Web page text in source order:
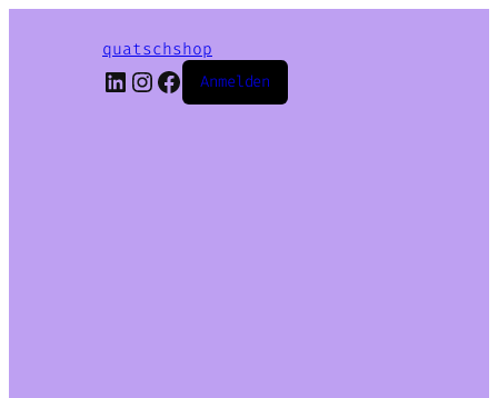
quatschshop
LinkedIn
Instagram
Facebook
Anmelden